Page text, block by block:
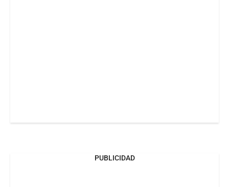
PUBLICIDAD